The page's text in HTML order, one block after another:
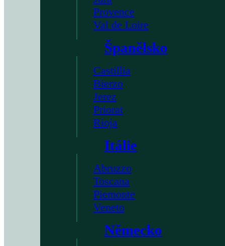
Provence
Val de Loire
Španělsko
Castillia
Bierzo
Jerez
Priorat
Rioja
Itálie
Abruzzo
Toscana
Piemonte
Veneto
Německo